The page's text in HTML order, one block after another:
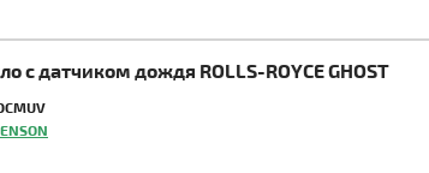
с датчиком дождя ROLLS-ROYCE GHOST